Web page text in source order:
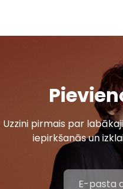
Uzzini pirmais par
iepirkšanās un